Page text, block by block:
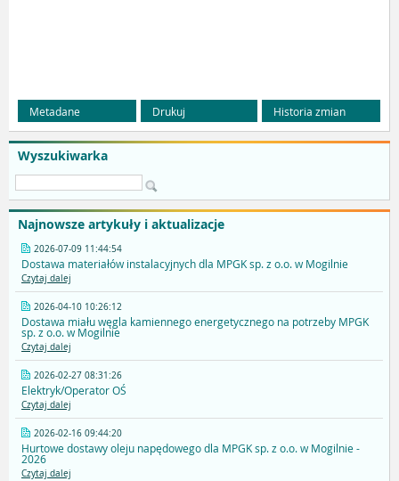
Wyszukiwarka
Najnowsze artykuły i aktualizacje
2026-07-09 11:44:54
Dostawa materiałów instalacyjnych dla MPGK sp. z o.o. w Mogilnie
Czytaj dalej
2026-04-10 10:26:12
Dostawa miału węgla kamiennego energetycznego na potrzeby MPGK
sp. z o.o. w Mogilnie
Czytaj dalej
2026-02-27 08:31:26
Elektryk/Operator OŚ
Czytaj dalej
2026-02-16 09:44:20
Hurtowe dostawy oleju napędowego dla MPGK sp. z o.o. w Mogilnie -
2026
Czytaj dalej
Metadane Drukuj Historia zmian